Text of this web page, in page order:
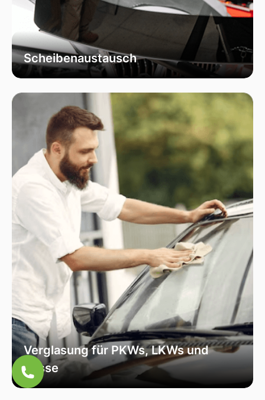
Scheibenaustausch
Bei uns erhalten Sie einen fachgerechten
Fahrzeugscheiben. Wir verwenden
ausschließlich hochwertiges Autoglas, das
speziell für Ihr Fahrzeugmodell geeignet ist, um
optimale Sicht und Sicherheit zu garantieren.
Verglasung für PKWs, LKWs und
Busse
Unsere Verglasungsdienste umfassen alle